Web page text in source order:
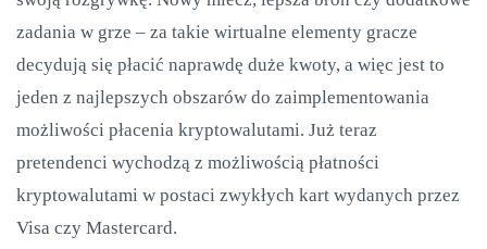
zadania w grze – za takie wirtualne elementy gracze
decydują się płacić naprawdę duże kwoty, a więc jest to
jeden z najlepszych obszarów do zaimplementowania
możliwości płacenia kryptowalutami. Już teraz
pretendenci wychodzą z możliwością płatności
kryptowalutami w postaci zwykłych kart wydanych przez
Visa czy Mastercard.